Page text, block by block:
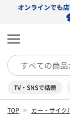
オンラインでも
TV・SNSで話題
TOP カー・サイク